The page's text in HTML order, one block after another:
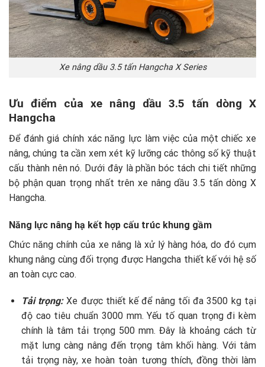
Xe nâng dầu 3.5 tấn Hangcha X Series
Ưu điểm của xe nâng dầu 3.5 tấn dòng X
Hangcha
Để đánh giá chính xác năng lực làm việc của một chiếc xe
nâng, chúng ta cần xem xét kỹ lưỡng các thông số kỹ thuật
cấu thành nên nó. Dưới đây là phần bóc tách chi tiết những
bộ phận quan trọng nhất trên xe nâng dầu 3.5 tấn dòng X
Hangcha.
Năng lực nâng hạ kết hợp cấu trúc khung gầm
Chức năng chính của xe nâng là xử lý hàng hóa, do đó cụm
khung nâng cùng đối trọng được Hangcha thiết kế với hệ số
an toàn cực cao.
Tải trọng: Xe được thiết kế để nâng tối đa 3500 kg tại
độ cao tiêu chuẩn 3000 mm. Yếu tố quan trọng đi kèm
chính là tâm tải trọng 500 mm. Đây là khoảng cách từ
mặt lưng càng nâng đến trọng tâm khối hàng. Với tâm
tải trọng này, xe hoàn toàn tương thích, đồng thời làm